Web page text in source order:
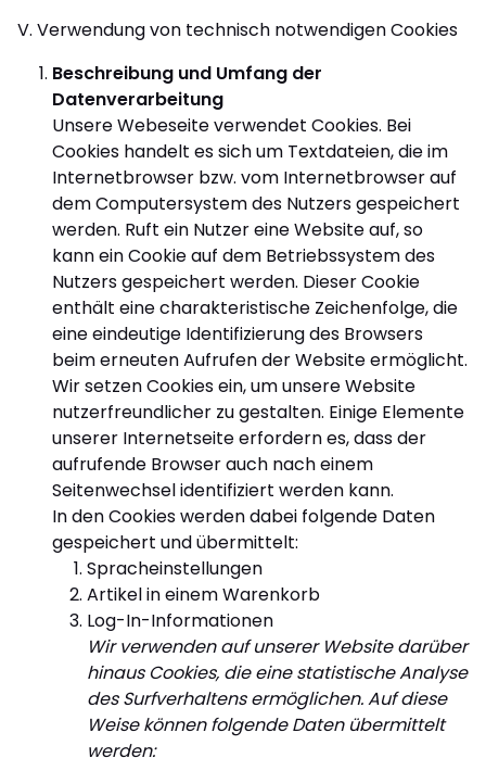
V. Verwendung von technisch notwendigen Cookies
Beschreibung und Umfang der
Datenverarbeitung
Unsere Webeseite verwendet Cookies. Bei
Cookies handelt es sich um Textdateien, die im
Internetbrowser bzw. vom Internetbrowser auf
dem Computersystem des Nutzers gespeichert
werden. Ruft ein Nutzer eine Website auf, so
kann ein Cookie auf dem Betriebssystem des
Nutzers gespeichert werden. Dieser Cookie
enthält eine charakteristische Zeichenfolge, die
eine eindeutige Identifizierung des Browsers
beim erneuten Aufrufen der Website ermöglicht.
Wir setzen Cookies ein, um unsere Website
nutzerfreundlicher zu gestalten. Einige Elemente
unserer Internetseite erfordern es, dass der
aufrufende Browser auch nach einem
Seitenwechsel identifiziert werden kann.
In den Cookies werden dabei folgende Daten
gespeichert und übermittelt:
Spracheinstellungen
Artikel in einem Warenkorb
Log-In-Informationen
Wir verwenden auf unserer Website darüber
hinaus Cookies, die eine statistische Analyse
des Surfverhaltens ermöglichen. Auf diese
Weise können folgende Daten übermittelt
werden: